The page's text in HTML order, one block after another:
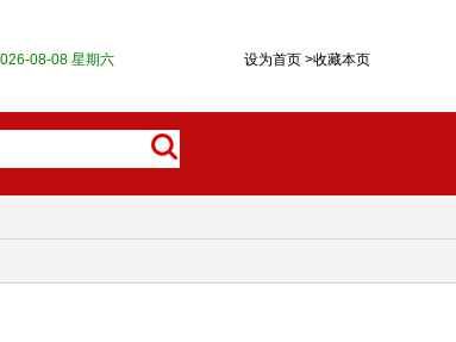
设为首页 >收藏本页
08-08 星期六